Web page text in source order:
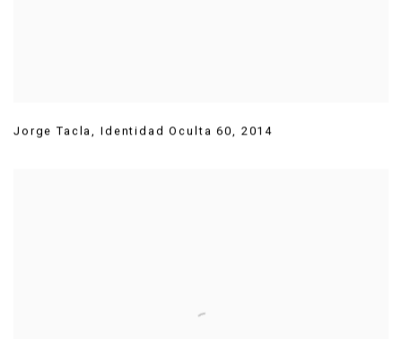
Jorge Tacla , Identidad Oculta 60 , 2014